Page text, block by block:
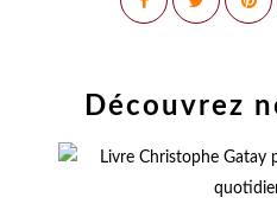
Découvrez